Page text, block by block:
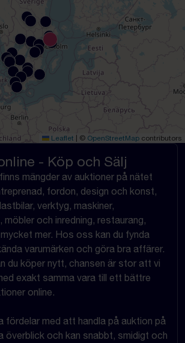
Leaflet | © OpenStreetMap contributors
- Köp och Sälj
mängder av auktioner på nätet
fordon, design och konst,
verktyg, maskiner,
möbler och inredning, restaurang,
mer. Hos oss kan du fynda
varumärken och göra bra affärer.
du köper nytt, chansen är stor att vi
exakt samma vara till ett bättre
online.
fördelar med att handla på auktion på
överblick och kan snabbt, smidigt och